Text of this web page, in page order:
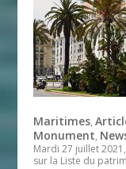
Maritimes,
Monument,
Mardi 27 juillet
sur la Liste du